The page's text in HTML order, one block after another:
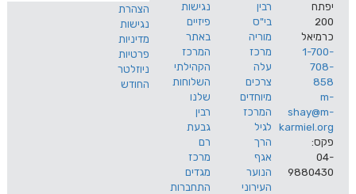
רבין
בי"ס
מוריה
מרכז
עלה
צרכים
מיוחדים
המרכז
לגיל
הרך
אגף
הנוער
נגישות
פיזיים
באתר
המרכז
הקהילתי
השלוחות
שלנו
רבין
גבעת
רם
מרכז
מגדים
התחברות
הצהרת
נגישות
מדיניות
פרטיות
ניוזלטר
החודש